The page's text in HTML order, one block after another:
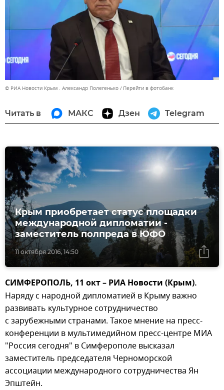
© РИА Новости Крым . Александр Полегенько Перейти в фотобанк
Читать в МАКС Дзен Telegram
11 октября 2016, 14:50
Крым приобретает статус площадки
международной дипломатии -
заместитель полпреда в ЮФО
СИМФЕРОПОЛЬ, 11 окт – РИА Новости (Крым).
Наряду с народной дипломатией в Крыму важно
развивать культурное сотрудничество
с зарубежными странами. Такое мнение на пресс-
конференции в мультимедийном пресс-центре МИА
"Россия сегодня" в Симферополе высказал
заместитель председателя Черноморской
ассоциации международного сотрудничества Ян
Эпштейн.